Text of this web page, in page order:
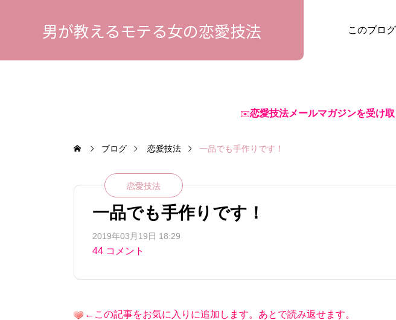
男が教えるモテる女の恋愛技法 このブロ
✉️恋愛技法メールマガジンを受け
ブログ 恋愛技法 一品でも手作りです！
恋愛技法
一品でも手作りです！
2019年03月19日 18:29
44 コメント
←この記事をお気に入りに追加します。あとで読み返せます。